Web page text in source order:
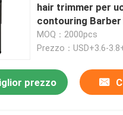
hair trimmer per
contouring
MOQ：2000pcs
Prezzo：USD+3.6-
prezzo